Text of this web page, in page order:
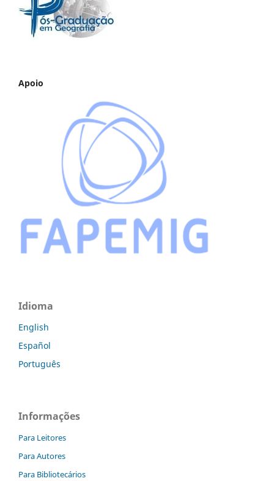
Apoio
Idioma
English
Español
Português
Informações
Para Leitores
Para Autores
Para Bibliotecários